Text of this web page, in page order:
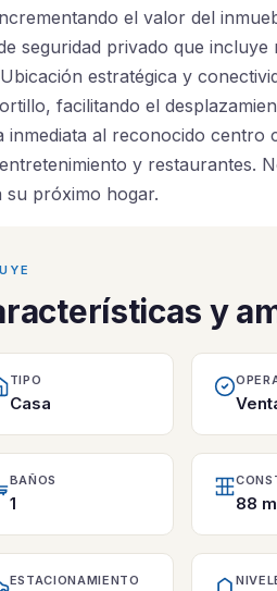
el valor del
seguridad privado que
estratégica y
facilitando el
inmediata al reconocido
y restaurantes.
su próximo hogar.
y
TIPO
Casa
BAÑOS
1 88
ESTACIONAMIENTO